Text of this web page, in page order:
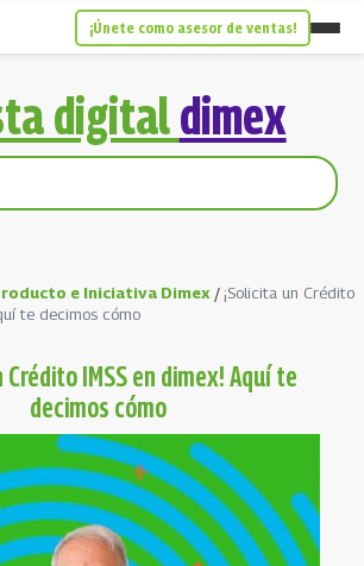
¡Únete como asesor de ventas!
digitaldimex
e Iniciativa Dimex / ¡Solicita un Crédito
te decimos cómo
Crédito IMSS en dimex! Aquí te
decimos cómo